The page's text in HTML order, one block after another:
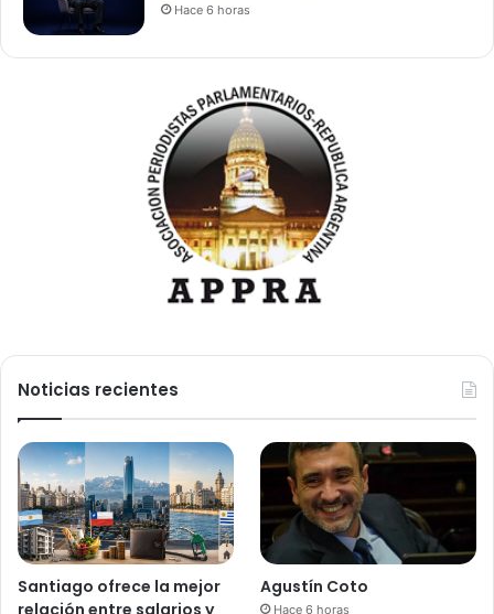
Hace 6 horas
Noticias recientes
Santiago ofrece la mejor
relación entre salarios y
Agustín Coto
Hace 6 horas